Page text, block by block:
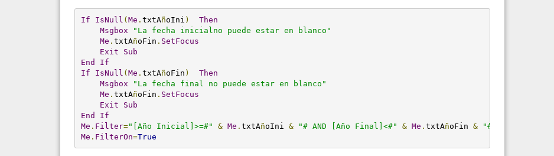
If IsNull ( Me . txtAñoIni )
Then
Msgbox
"La fecha inicialno puede estar en blanco"
Me . txtAñoFin . SetFocus
Exit
Sub
End
If
If
IsNull ( Me . txtAñoFin )
Then
Msgbox
"La fecha final no puede estar en blanco"
Me . txtAñoFin . SetFocus
Exit
Sub
End
If
Me . Filter="[Año Inicial]>=#" & Me . txtAñoIni & "# AND [Año Final]<#" & Me . txtAñoFin &
"#"
Me . FilterOn=True